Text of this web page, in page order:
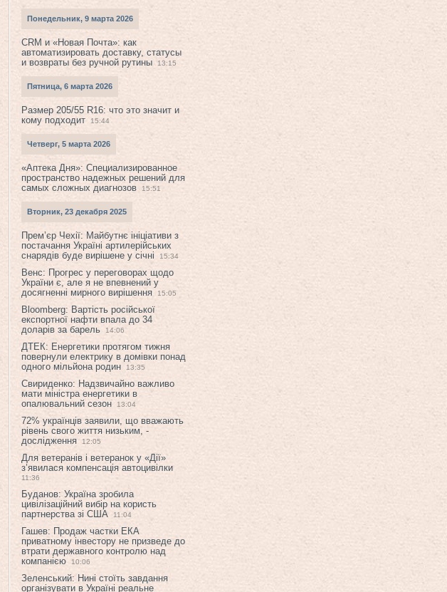
Понедельник, 9 марта 2026
CRM и «Новая Почта»: как
автоматизировать доставку, статусы
и возвраты без ручной рутины
13:15
Пятница, 6 марта 2026
Размер 205/55 R16: что это значит и
кому подходит
15:44
Четверг, 5 марта 2026
«Аптека Дня»: Специализированное
пространство надежных решений для
самых сложных диагнозов
15:51
Вторник, 23 декабря 2025
Прем’єр Чехії: Майбутнє ініціативи з
постачання Україні артилерійських
снарядів буде вирішене у січні
15:34
Венс: Прогрес у переговорах щодо
України є, але я не впевнений у
досягненні мирного вирішення
15:05
Bloomberg: Вартість російської
експортної нафти впала до 34
доларів за барель
14:06
ДТЕК: Енергетики протягом тижня
повернули електрику в домівки понад
одного мільйона родин
13:35
Свириденко: Надзвичайно важливо
мати міністра енергетики в
опалювальний сезон
13:04
72% українців заявили, що вважають
рівень свого життя низьким, -
дослідження
12:05
Для ветеранів і ветеранок у «Дії»
з’явилася компенсація автоцивілки
11:36
Буданов: Україна зробила
цивілізаційний вибір на користь
партнерства зі США
11:04
Гашев: Продаж частки ЕКА
приватному інвестору не призведе до
втрати державного контролю над
компанією
10:06
Зеленський: Нині стоїть завдання
організувати в Україні реальне